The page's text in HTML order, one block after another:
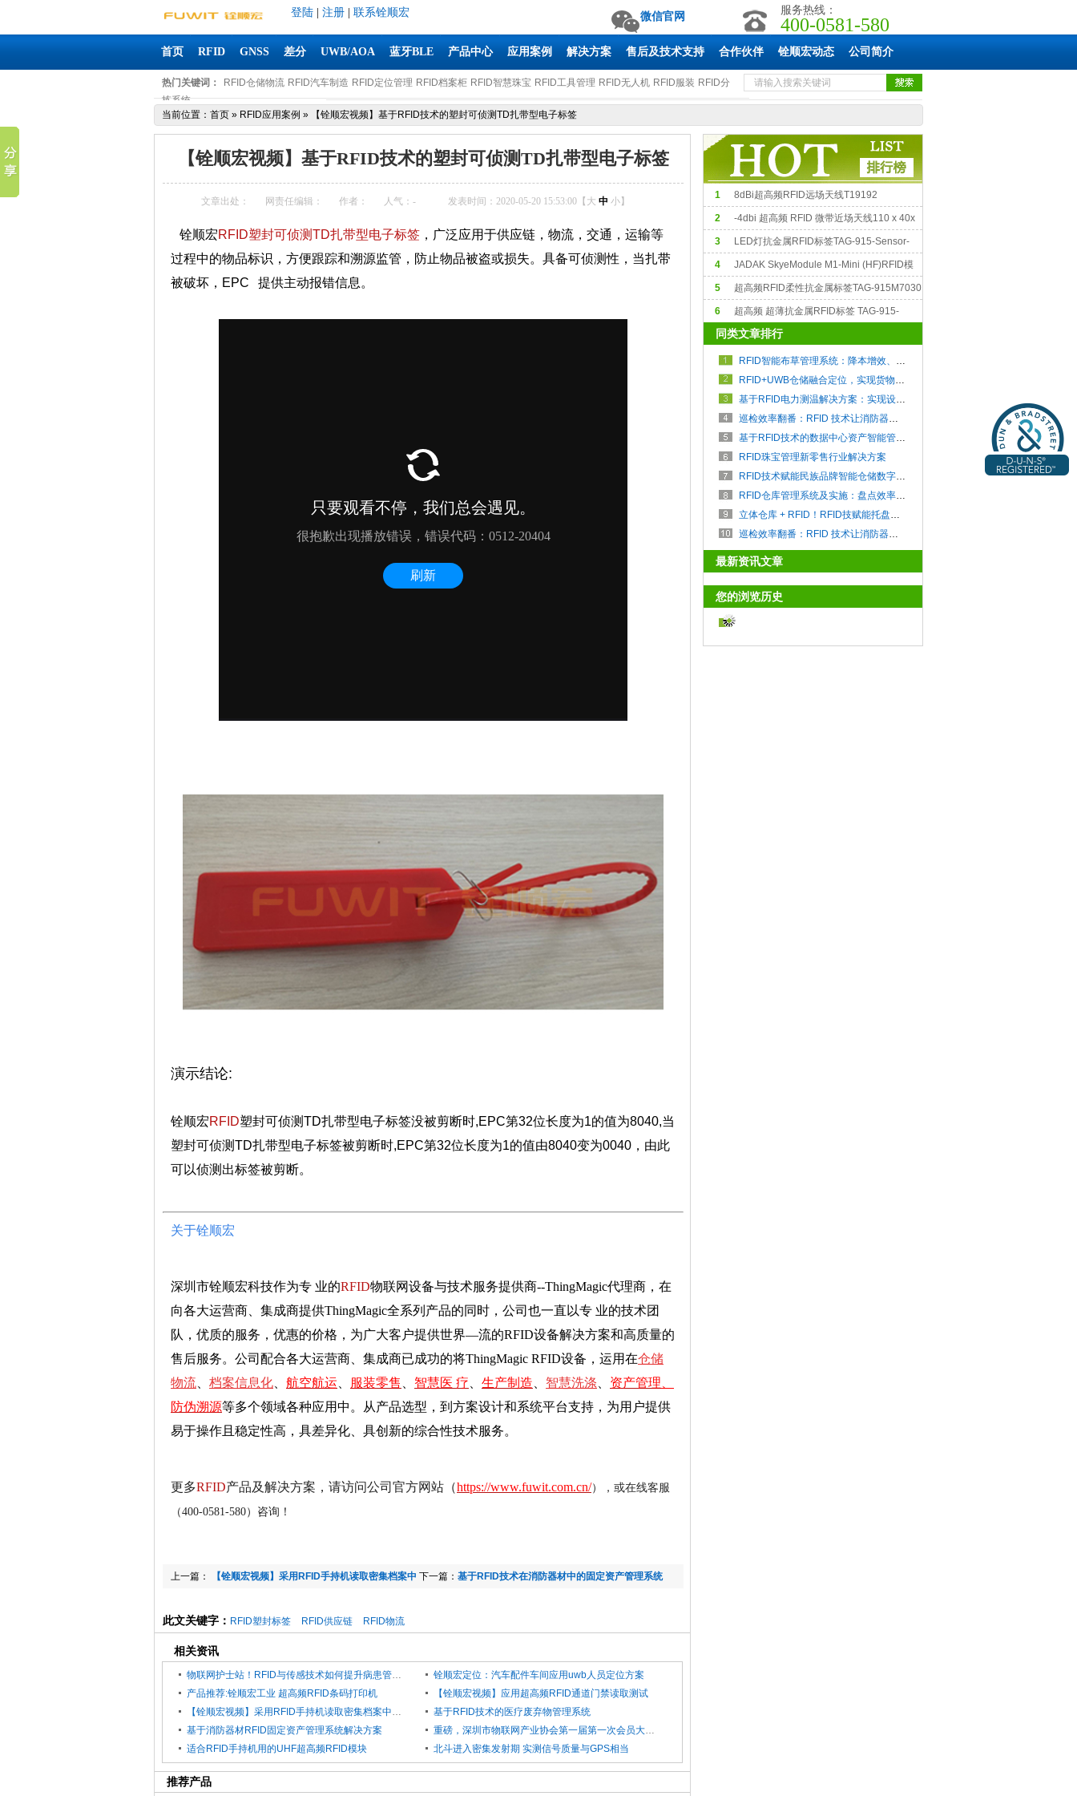
登陆 注册 联系铨顺宏 微信官网 服务热线：
400-0581-580
首页 RFID GNSS 差分 UWB/AOA 蓝牙BLE 产品中心 应用案例 解决方案 售后及技术支持 合作伙伴 铨顺宏动态 公司简介
热门关键词： RFID仓储物流 RFID汽车制造 RFID定位管理 RFID档案柜 RFID智慧珠宝 RFID工具管理 RFID无人机 RFID服装 RFID分
拣系统
当前位置： 首页 » RFID应用案例 » 【铨顺宏视频】基于RFID技术的塑封可侦测TD扎带型电子标签
【铨顺宏视频】基于RFID技术的塑封可侦测TD扎带型电子标签
文章出处： 网责任编辑： 作者： 人气： - 发表时间：2020-05-20 15:53:00【 大 中 小】
铨顺宏RFID塑封可侦测TD扎带型电子标签 ，广泛应用于供应链，物流，交通，运输等
过程中的物品标识，方便跟踪和溯源监管，防止物品被盗或损失。具备可侦测性，当扎带
被破坏，EPC 提供主动报错信息。
演示结论:
铨顺宏RFID塑封可侦测TD扎带型电子标签没被剪断时,EPC第32位长度为1的值为8040,当
塑封可侦测TD扎带型电子标签被剪断时,EPC第32位长度为1的值由8040变为0040，由此
可以侦测出标签被剪断。
关于铨顺宏
深圳市铨顺宏科技作为专 业的RFID物联网设备与技术服务提供商--ThingMagic代理商 ，在
向各大运营商、集成商提供ThingMagic全系列产品的同时， 公司也一直以专 业的技术团
队，优质的服务，优惠的价格，为广大客户提供世界—流的RFID设备解决方案和高质量的
售后服务。公司配合各大运营商、集成商已成功的将ThingMagic RFID设备，运用在仓储
物流
档案信息化 航空航运 服装零售 智慧医 疗 生产制造 智慧洗涤 资产管理
防伪溯源等多个领域各种应用中。
从产品选型，到方案设计和系统平台支持，为用户提供
易于操作且稳定性高，具差异化、具创新的综合性技术服务。
更多RFID产品及解决方案， 请访问公司官方网站 （https://www.fuwit.com.cn/），或在线客服
（400-0581-580）咨询！
下一篇： 基于RFID技术在消防器材中的固定资产管理系统
上一篇： 【铨顺宏视频】采用RFID手持机读取密集档案中
此文关键字： RFID塑封标签 RFID供应链 RFID物流
相关资讯
物联网护士站！RFID与传感技术如何提升病患管理智能化？
铨顺宏定位：汽车配件车间应用uwb人员定位方案
产品推荐:铨顺宏工业 超高频RFID条码打印机
【铨顺宏视频】应用超高频RFID通道门禁读取测试
【铨顺宏视频】采用RFID手持机读取密集档案中的应用
基于RFID技术的医疗废弃物管理系统
基于消防器材RFID固定资产管理系统解决方案
重磅，深圳市物联网产业协会第一届第一次会员大会成功召开
适合RFID手持机用的UHF超高频RFID模块
北斗进入密集发射期 实测信号质量与GPS相当
推荐产品
1 8dBi超高频RFID远场天线T19192
2
-4dbi 超高频 RFID 微带近场天线110 x 40x
1.6 mm T40110N
3
LED灯抗金属RFID标签TAG-915-Sensor-
6020
4
JADAK SkyeModule M1-Mini (HF)RFID模
块
5 超高频RFID柔性抗金属标签TAG-915M7030
6
超高频 超薄抗金属RFID标签 TAG-915-
M5025-S
同类文章排行
RFID智能布草管理系统：降本增效、全流程追溯把控
RFID+UWB仓储融合定位，实现货物快速定位查找
基于RFID电力测温解决方案：实现设备全天候在线监控
巡检效率翻番：RFID 技术让消防器材管理实现 “秒级响应”
基于RFID技术的数据中心资产智能管理系统
RFID珠宝管理新零售行业解决方案
RFID技术赋能民族品牌智能仓储数字化升级
RFID仓库管理系统及实施：盘点效率提升 85%+，拣货错误率直降 0.5% 以下
立体仓库 + RFID！RFID技赋能托盘运输全链路智能管理
巡检效率翻番：RFID 技术让消防器材管理实现 “秒级响应”
最新资讯文章
您的浏览历史